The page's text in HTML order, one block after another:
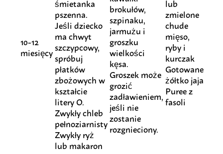
10-12
miesięcy
śmietanka
pszenna.
Jeśli dziecko
ma chwyt
szczypcowy,
spróbuj
płatków
zbożowych w
kształcie
litery O.
Zwykły chleb
pełnoziarnisty
Zwykły ryż
lub makaron
brokułów,
szpinaku,
jarmużu i
groszku
wielkości
kęsa.
Groszek może
grozić
zadławieniem,
jeśli nie
zostanie
rozgnieciony.
lub
zmielone
chude
mięso,
ryby i
kurczak
Gotowane
żółtko jaja
Puree z
fasoli